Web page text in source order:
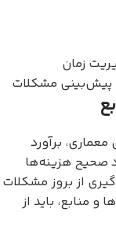
زمان
پیش‌بینی مشکلات
برآورد
صحیح هزینه‌ها
از بروز مشکلات
منابع، باید از